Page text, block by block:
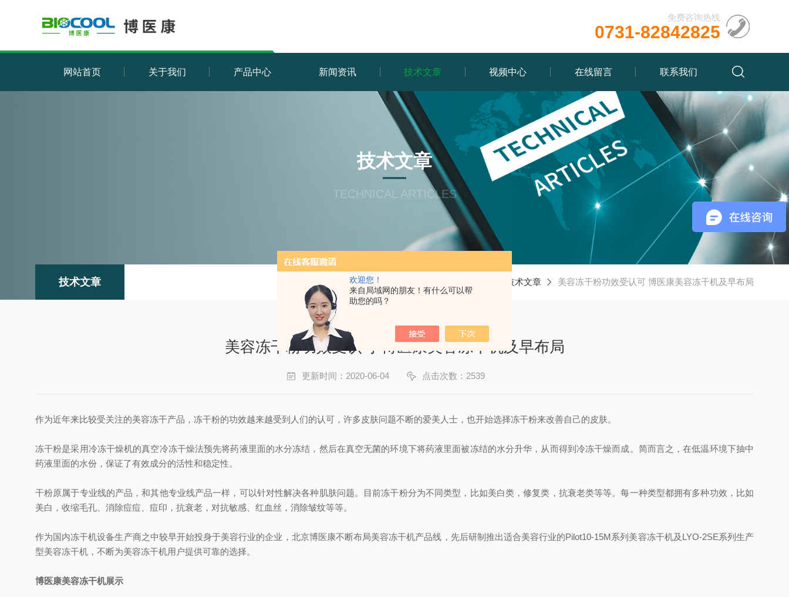
欢迎您！
来自局域网的朋友！有什么可以帮
助您的吗？
免费咨询热线
0731-82842825
网站首页 关于我们 产品中心 新闻资讯 技术文章 视频中心 在线留言 联系我们
技术文章
TECHNICAL ARTICLES
技术文章 技术文章 美容冻干粉功效受认可 博医康美容冻干机及早布局
美容冻干粉功效受认可 博医康美容冻干机及早布局
更新时间：2020-06-04 点击次数：2539
作为近年来比较受关注的美容冻干产品，冻干粉的功效越来越受到人们的认可，许多皮肤问题不断的爱美人士，也开始选择冻干粉来改善自己的皮肤。
冻干粉是采用冷冻干燥机的真空冷冻干燥法预先将药液里面的水分冻结，然后在真空无菌的环境下将药液里面被冻结的水分升华，从而得到冷冻干燥而成。简而言之，在低温环境下抽中
药液里面的水份，保证了有效成分的活性和稳定性。
干粉原属于专业线的产品，和其他专业线产品一样，可以针对性解决各种肌肤问题。目前冻干粉分为不同类型，比如美白类，修复类，抗衰老类等等。每一种类型都拥有多种功效，比如
美白，收缩毛孔、消除痘痘、痘印，抗衰老，对抗敏感、红血丝，消除皱纹等等。
作为国内冻干机设备生产商之中较早开始投身于美容行业的企业，北京博医康不断布局美容冻干机产品线，先后研制推出适合美容行业的Pilot10-15M系列美容冻干机及LYO-2SE系列生产
型美容冻干机，不断为美容冻干机用户提供可靠的选择。
博医康美容冻干机展示